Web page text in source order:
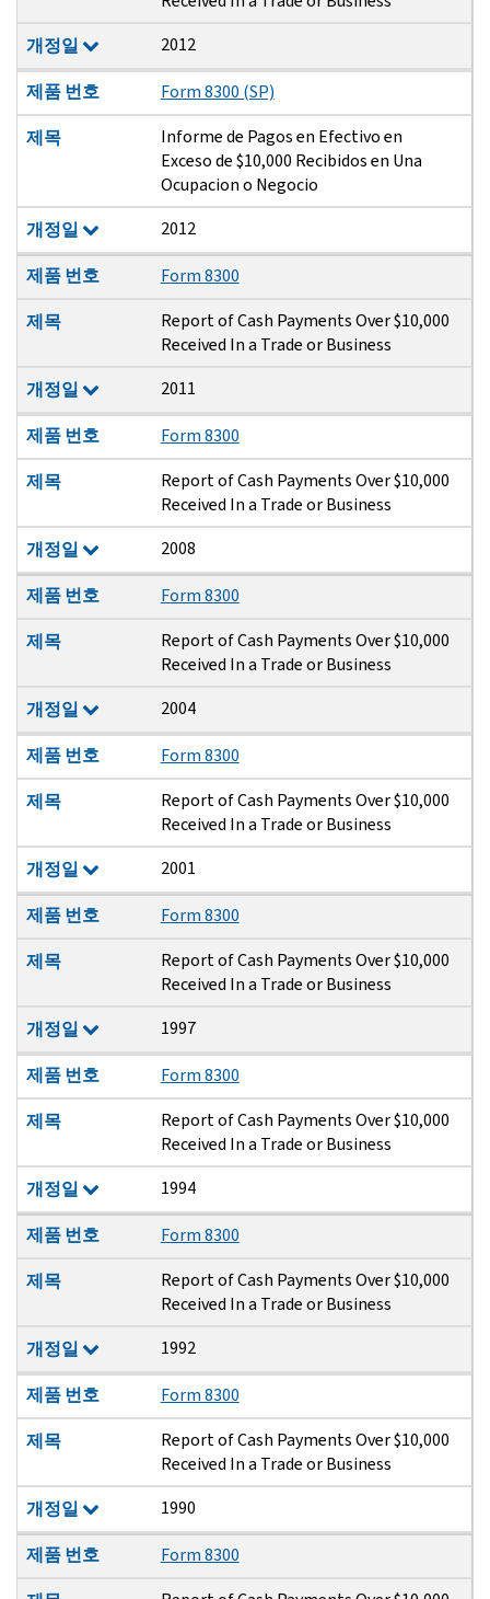
개정일
2012
제품 번호
Form 8300 (SP)
제목
Informe de Pagos en Efectivo en
Exceso de $10,000 Recibidos en Una
Ocupacion o Negocio
개정일
2012
제품 번호
Form 8300
제목
Report of Cash Payments Over $10,000
Received In a Trade or Business
개정일
2011
제품 번호
Form 8300
제목
Report of Cash Payments Over $10,000
Received In a Trade or Business
개정일
2008
제품 번호
Form 8300
제목
Report of Cash Payments Over $10,000
Received In a Trade or Business
개정일
2004
제품 번호
Form 8300
제목
Report of Cash Payments Over $10,000
Received In a Trade or Business
개정일
2001
제품 번호
Form 8300
제목
Report of Cash Payments Over $10,000
Received In a Trade or Business
개정일
1997
제품 번호
Form 8300
제목
Report of Cash Payments Over $10,000
Received In a Trade or Business
개정일
1994
제품 번호
Form 8300
제목
Report of Cash Payments Over $10,000
Received In a Trade or Business
개정일
1992
제품 번호
Form 8300
제목
Report of Cash Payments Over $10,000
Received In a Trade or Business
개정일
1990
제품 번호
Form 8300